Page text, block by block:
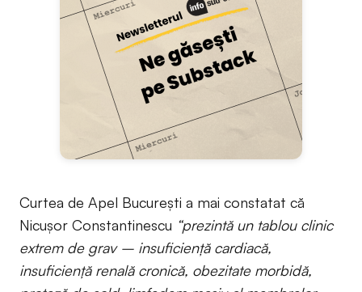
Curtea de Apel București a mai constatat că
Nicușor Constantinescu “prezintă un tablou clinic
extrem de grav – insuficiență cardiacă,
insuficiență renală cronică, obezitate morbidă,